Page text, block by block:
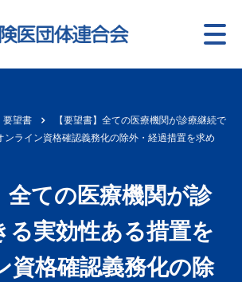
要望書
【要望書】全ての医療機関が診療継続で
ンライン資格確認義務化の除外・経過措置を求め
全ての医療機関が診
る実効性ある措置を
資格確認義務化の除